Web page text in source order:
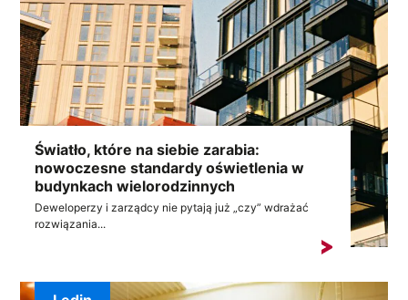
Światło, które na siebie zarabia:
nowoczesne standardy oświetlenia w
budynkach wielorodzinnych
Deweloperzy i zarządcy nie pytają już „czy” wdrażać
rozwiązania...